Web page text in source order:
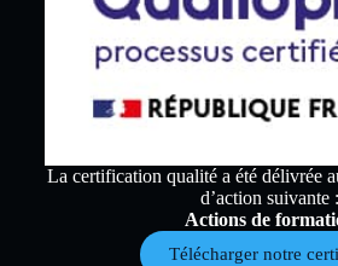
La certification qualité a été délivrée
d’action suivante :
Actions de
Télécharger notre